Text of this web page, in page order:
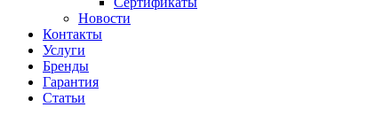
Новости
Контакты
Услуги
Бренды
Гарантия
Статьи